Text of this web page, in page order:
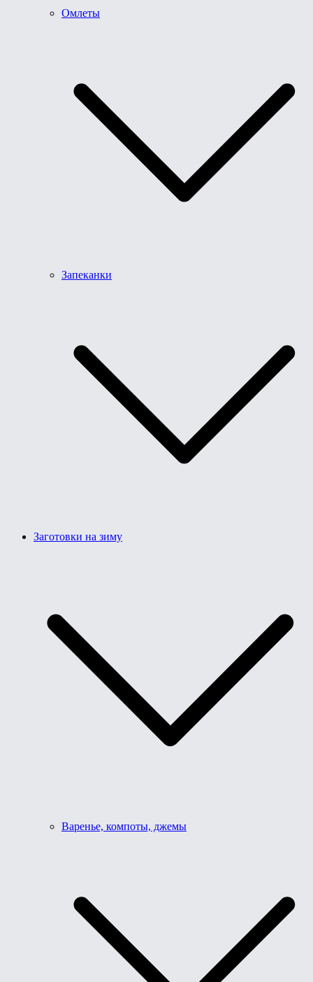
Омлеты
Запеканки
Заготовки на зиму
Варенье, компоты, джемы